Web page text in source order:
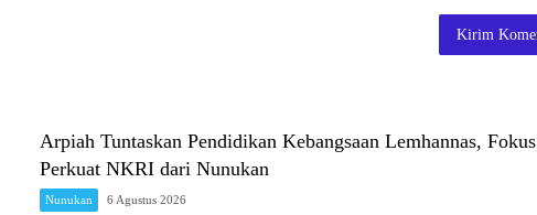
Arpiah Tuntaskan Pendidikan Kebangsaan Lemhannas, Fokus
Perkuat NKRI dari Nunukan
Nunukan 6 Agustus 2026